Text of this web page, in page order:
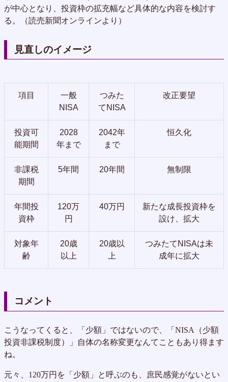
が中心となり、投資枠の拡充幅など具体的な内容を検討す
る。（読売新聞オンラインより）
見直しのイメージ
項目
一般
NISA
つみた
てNISA
改正要望
投資可
能期間
2028
年まで
2042年
まで
恒久化
非課税
期間
5年間 20年間 無制限
年間投
資枠
120万
円
40万円
新たな成長投資枠を
設け、拡大
対象年
齢
20歳
以上
20歳以
上
つみたてNISAは未
成年に拡大
コメント
こうなってくると、「少額」ではないので、「NISA（少額
投資非課税制度）」自体の名称変更なんてこともあり得ます
ね。
元々、120万円を「少額」と呼ぶのも、庶民感覚がないとい